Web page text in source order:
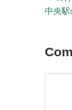
中央